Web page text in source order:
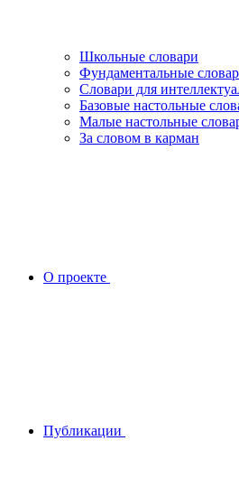
Школьные словари
Фундаментальные
Словари для
Базовые настольные
Малые настольные
За словом в карман
О проекте
Публикации